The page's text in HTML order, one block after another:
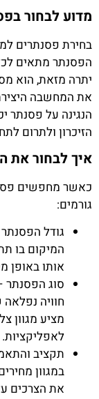
מדוע לבחור
בחירת פסנתרים
הפסנתר מתאים
יתרה מזאת, הוא
את המחשבה
הנגינה על פסנתר
הזיכרון ולתרום
איך לבחור את
כאשר מחפשים
גורמים:
גודל
המיקום בו
אותו באופן
סוג הפסנתר
חוויה נפלאה
מציע מגוון
לאפליקציות.
תקציב
במגוון
את הצרכים